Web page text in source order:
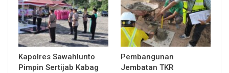
Kapolres Sawahlunto
Pimpin Sertijab Kabag
Pembangunan
Jembatan TKR